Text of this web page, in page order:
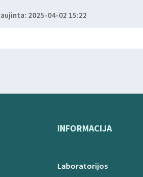
2025-04-02 15:22
INFORMACIJA
Laboratorijos